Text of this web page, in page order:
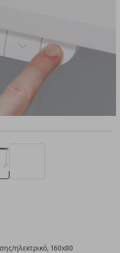
ηλεκτρικό, 160x80